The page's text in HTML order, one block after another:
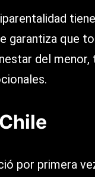
tiene
garantiza que
del menor,
por primera